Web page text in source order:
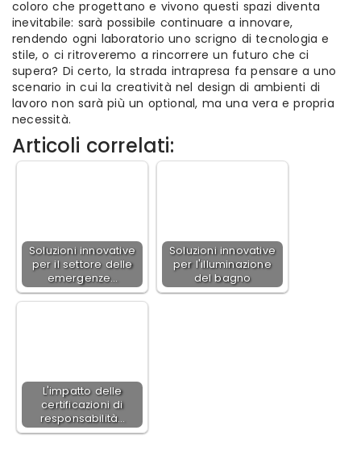
coloro che progettano e vivono questi spazi diventa
inevitabile: sarà possibile continuare a innovare,
rendendo ogni laboratorio uno scrigno di tecnologia e
stile, o ci ritroveremo a rincorrere un futuro che ci
supera? Di certo, la strada intrapresa fa pensare a uno
scenario in cui la creatività nel design di ambienti di
lavoro non sarà più un optional, ma una vera e propria
necessità.
Articoli correlati:
Soluzioni innovative
per il settore delle
emergenze…
Soluzioni innovative
per l'illuminazione
del bagno
L'impatto delle
certificazioni di
responsabilità…